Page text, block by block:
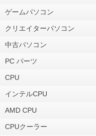
ゲームパソコン
クリエイターパソコン
中古パソコン
PC パーツ
CPU
インテルCPU
AMD CPU
CPUクーラー